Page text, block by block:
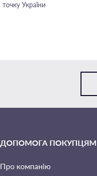
точку України
ДОПОМОГА ПОКУПЦЯМ
Про компанію